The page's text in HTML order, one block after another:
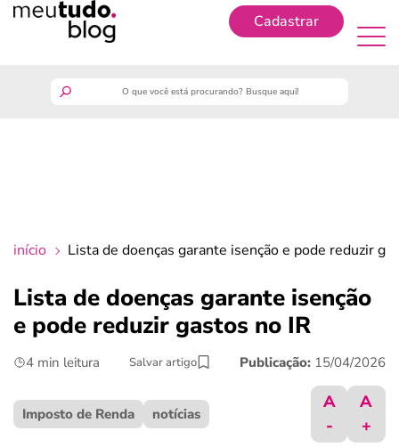
Cadastrar
crédito fácil
últimas notícias
ferramentas
início Lista de doenças garante isenção e pode reduzir
Lista de doenças garante isenção
e pode reduzir gastos no IR
4 min leitura Salvar artigo Publicação: 15/04/2026
Imposto de Renda notícias
A
-
A
+